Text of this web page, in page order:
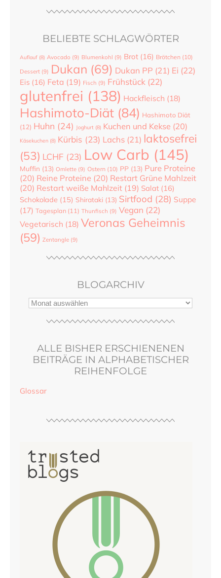
BELIEBTE SCHLAGWÖRTER
Auflauf (8) Avocado (9) Blumenkohl (9) Brot (16) Brötchen (10)
Dessert (9) Dukan (69) Dukan PP (21) Ei (22)
Eis (16) Feta (19) Fisch (9) Frühstück (22)
glutenfrei (138) Hackfleisch (18)
Hashimoto-Diät (84) Hashimoto Diät
(12) Huhn (24) Joghurt (8) Kuchen und Kekse (20)
Käsekuchen (8) Kürbis (23) Lachs (21) laktosefrei
(53) LCHF (23) Low Carb (145)
Muffin (13) Omlette (9) Ostern (10) PP (13) Pure Proteine
(20) Reine Proteine (20) Restart Grüne Mahlzeit
(20) Restart weiße Mahlzeit (19) Salat (16)
Schokolade (15) Shirataki (13) Sirtfood (28) Suppe
(17) Tagesplan (11) Thunfisch (9) Vegan (22)
Vegetarisch (18) Veronas Geheimnis
(59) Zentangle (9)
BLOGARCHIV
ALLE BISHER ERSCHIENENEN
BEITRÄGE IN ALPHABETISCHER
REIHENFOLGE
Glossar